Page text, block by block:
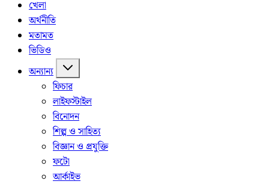
খেলা
অর্থনীতি
মতামত
ভিডিও
অন্যান্য
ফিচার
লাইফস্টাইল
বিনোদন
শিল্প ও সাহিত্য
বিজ্ঞান ও প্রযুক্তি
ফটো
আর্কাইভ